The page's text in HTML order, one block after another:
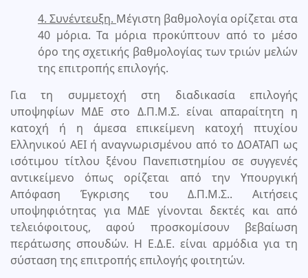
4. Συνέντευξη. Μέγιστη βαθμολογία ορίζεται στα
40 μόρια. Τα μόρια προκύπτουν από το μέσο
όρο της σχετικής βαθμολογίας των τριών μελών
της επιτροπής επιλογής.
Για τη συμμετοχή στη διαδικασία επιλογής
υποψηφίων ΜΔΕ στο Δ.Π.Μ.Σ. είναι απαραίτητη η
κατοχή ή η άμεσα επικείμενη κατοχή πτυχίου
Ελληνικού ΑΕΙ ή αναγνωρισμένου από το ΔΟΑΤΑΠ ως
ισότιμου τίτλου ξένου Πανεπιστημίου σε συγγενές
αντικείμενο όπως ορίζεται από την Υπουργική
Απόφαση Έγκρισης του Δ.Π.Μ.Σ.. Αιτήσεις
υποψηφιότητας για ΜΔΕ γίνονται δεκτές και από
τελειόφοιτους, αφού προσκομίσουν βεβαίωση
περάτωσης σπουδών. Η Ε.Δ.Ε. είναι αρμόδια για τη
σύσταση της επιτροπής επιλογής φοιτητών.